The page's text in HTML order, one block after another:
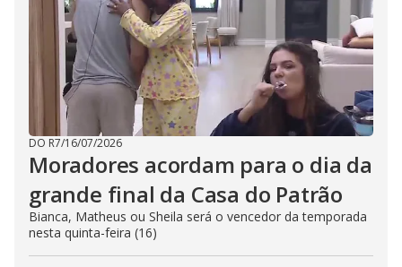
DO R7/16/07/2026
Moradores acordam para o dia da
grande final da Casa do Patrão
Bianca, Matheus ou Sheila será o vencedor da temporada
nesta quinta-feira (16)